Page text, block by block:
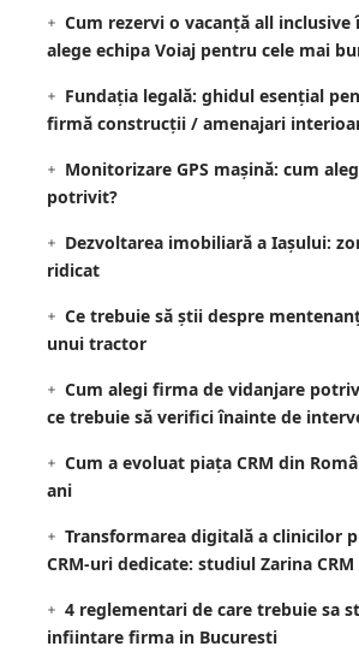
Cum rezervi o vacanță all
alege echipa Voiaj pentru cele mai
Fundația legală: ghidul esențial
firmă construcții / amenajari
Monitorizare GPS mașină: cum
potrivit?
Dezvoltarea imobiliară a Iașului:
ridicat
Ce trebuie să știi despre
unui tractor
Cum alegi firma de vidanjare
ce trebuie să verifici înainte de
Cum a evoluat piața CRM din
ani
Transformarea digitală a clinicilor
CRM-uri dedicate: studiul Zarina
4 reglementari de care trebuie sa
infiintare firma in Bucuresti